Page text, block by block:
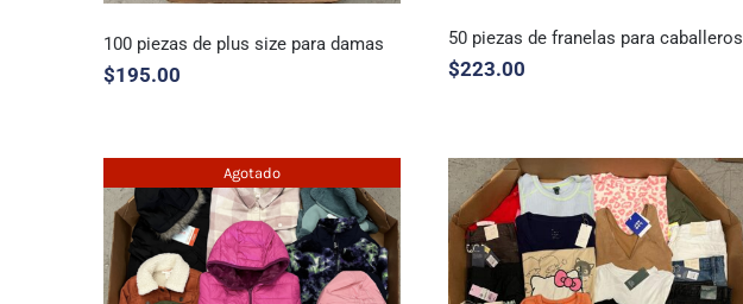
100 piezas de plus size
para damas
100 piezas de plus size para damas
$195.00
50 piezas de franelas para
caballeros
50 piezas de franelas para caballeros
$223.00
Agotado